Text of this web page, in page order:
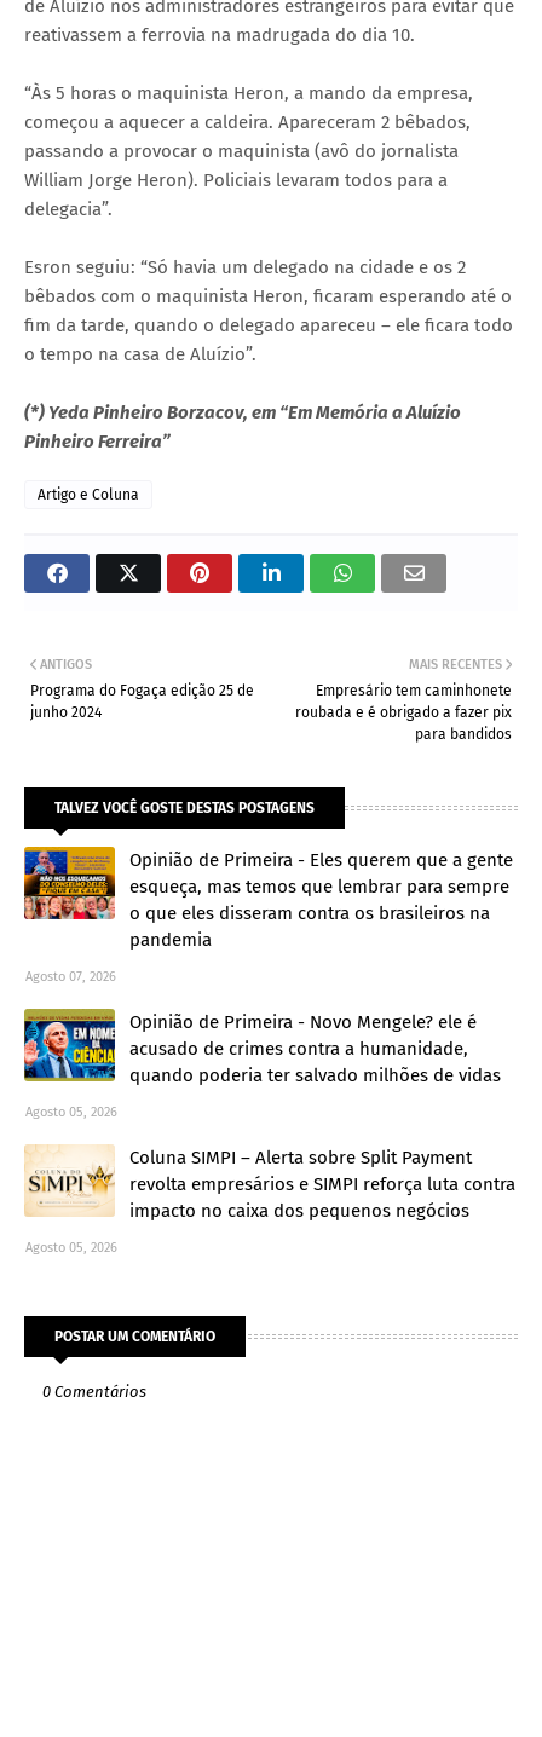
de Aluízio nos administradores estrangeiros para evitar que
reativassem a ferrovia na madrugada do dia 10.
“Às 5 horas o maquinista Heron, a mando da empresa,
começou a aquecer a caldeira. Apareceram 2 bêbados,
passando a provocar o maquinista (avô do jornalista
William Jorge Heron). Policiais levaram todos para a
delegacia”.
Esron seguiu: “Só havia um delegado na cidade e os 2
bêbados com o maquinista Heron, ficaram esperando até o
fim da tarde, quando o delegado apareceu – ele ficara todo
o tempo na casa de Aluízio”.
(*) Yeda Pinheiro Borzacov, em “Em Memória a Aluízio
Pinheiro Ferreira”
Artigo e Coluna
MAIS RECENTES
Empresário tem caminhonete
roubada e é obrigado a fazer pix
para bandidos
ANTIGOS
Programa do Fogaça edição 25 de
junho 2024
TALVEZ VOCÊ GOSTE DESTAS POSTAGENS
Opinião de Primeira - Eles querem que a gente
esqueça, mas temos que lembrar para sempre
o que eles disseram contra os brasileiros na
pandemia
Agosto 07, 2026
Opinião de Primeira - Novo Mengele? ele é
acusado de crimes contra a humanidade,
quando poderia ter salvado milhões de vidas
Agosto 05, 2026
Coluna SIMPI – Alerta sobre Split Payment
revolta empresários e SIMPI reforça luta contra
impacto no caixa dos pequenos negócios
Agosto 05, 2026
POSTAR UM COMENTÁRIO
0 Comentários